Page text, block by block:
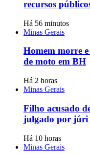
recursos
Há 56 minutos
Minas Gerais
Homem morre
de moto em BH
Há 2 horas
Minas Gerais
Filho acusado
julgado por júri
Há 10 horas
Minas Gerais